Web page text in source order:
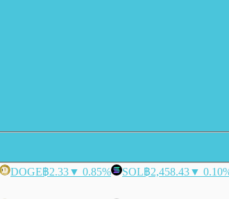
DOGE฿2.33▼ 0.85% SOL฿2,458.43▼